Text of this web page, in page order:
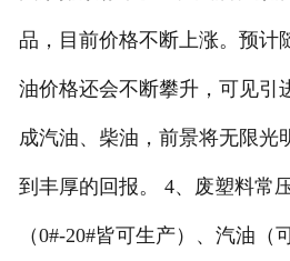
品，目前价格不断上涨。预计
油价格还会不断攀升，可见引
成汽油、柴油，前景将无限光
到丰厚的回报。 4、废塑料常
（0#-20#皆可生产）、汽油（